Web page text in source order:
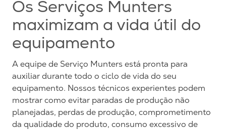
Os Serviços Munters
maximizam a vida útil do
equipamento
A equipe de Serviço Munters está pronta para
auxiliar durante todo o ciclo de vida do seu
equipamento. Nossos técnicos experientes podem
mostrar como evitar paradas de produção não
planejadas, perdas de produção, comprometimento
da qualidade do produto, consumo excessivo de